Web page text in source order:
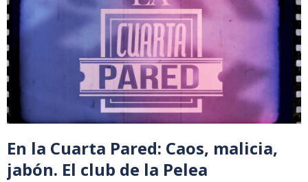
En la Cuarta Pared: Caos, malicia,
jabón. El club de la Pelea